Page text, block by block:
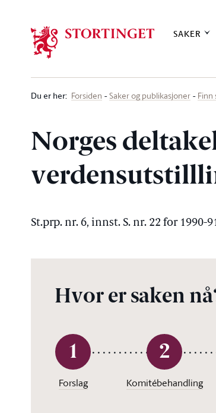
SAKER
Du er her: Forsiden Saker og publikasjoner Finn
Norges
St.prp. nr. 6, innst. S. nr. 22 for 1990-
Hvor er saken
1
Forslag
2
Komitébehandling